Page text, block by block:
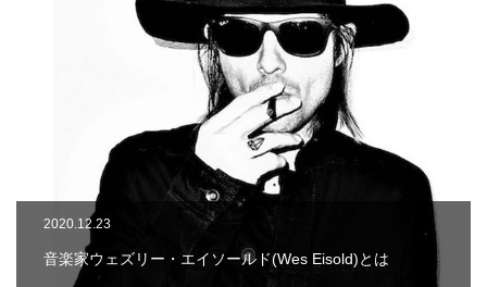
2020.12.23
音楽家ウェズリー・エイソールド(Wes Eisold)とは